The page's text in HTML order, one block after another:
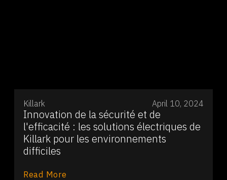
Killark April 10, 2024
Innovation de la sécurité et de
l'efficacité : les solutions électriques de
Killark pour les environnements
difficiles
Read More